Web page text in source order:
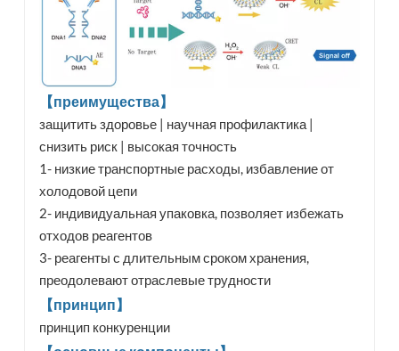
【преимущества】
защитить здоровье | научная профилактика |
снизить риск | высокая точность
1- низкие транспортные расходы, избавление от
холодовой цепи
2- индивидуальная упаковка, позволяет избежать
отходов реагентов
3- реагенты с длительным сроком хранения,
преодолевают отраслевые трудности
【принцип】
принцип конкуренции